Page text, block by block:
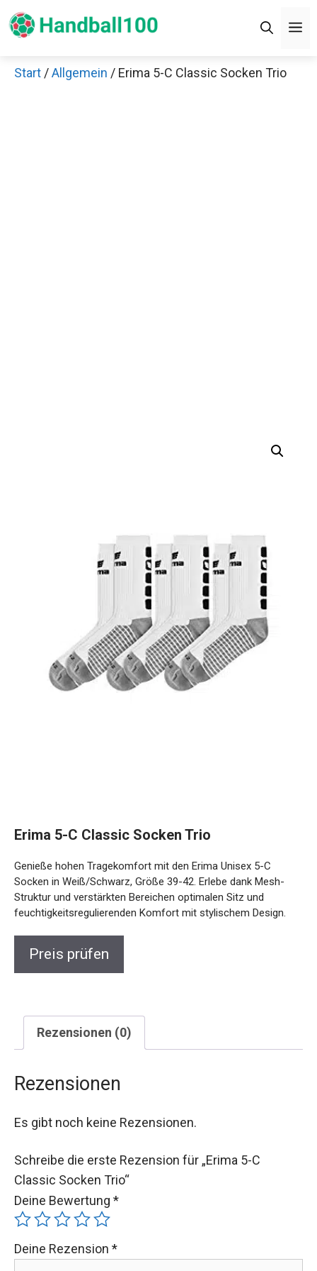
Zum
Inhalt
Start /Allgemein / Erima 5-C Classic Socken Trio
Erima 5-C Classic Socken Trio
Genieße hohen Tragekomfort mit den Erima Unisex 5-C
Socken in Weiß/Schwarz, Größe 39-42. Erlebe dank Mesh-
Struktur und verstärkten Bereichen optimalen Sitz und
feuchtigkeitsregulierenden Komfort mit stylischem Design.
Preis prüfen
Rezensionen (0)
Rezensionen
Es gibt noch keine Rezensionen.
Schreibe die erste Rezension für „Erima 5-C
Classic Socken Trio“
Deine Bewertung *
Deine Rezension *